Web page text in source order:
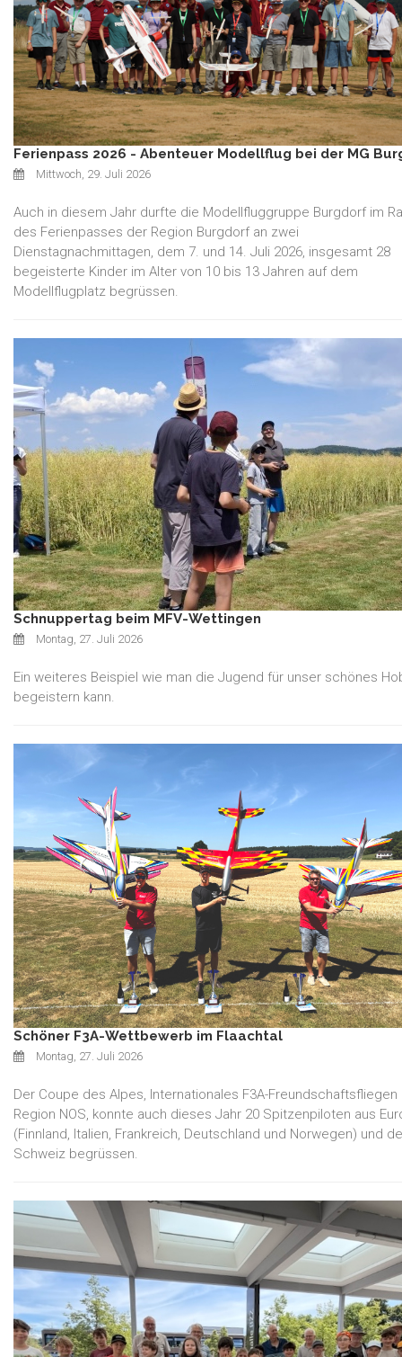
Ferienpass 2026 - Abenteuer Modellflug bei der MG
Mittwoch, 29. Juli 2026
Auch in diesem Jahr durfte die Modellfluggruppe Burgdorf im
des Ferienpasses der Region Burgdorf an zwei
Dienstagnachmittagen, dem 7. und 14. Juli 2026, insgesamt 28
begeisterte Kinder im Alter von 10 bis 13 Jahren auf dem
Modellflugplatz begrüssen.
Schnuppertag beim MFV-Wettingen
Montag, 27. Juli 2026
Ein weiteres Beispiel wie man die Jugend für unser schönes
begeistern kann.
Schöner F3A-Wettbewerb im Flaachtal
Montag, 27. Juli 2026
Der Coupe des Alpes, Internationales F3A-Freundschaftsfliegen
Region NOS, konnte auch dieses Jahr 20 Spitzenpiloten aus
(Finnland, Italien, Frankreich, Deutschland und Norwegen) und
Schweiz begrüssen.